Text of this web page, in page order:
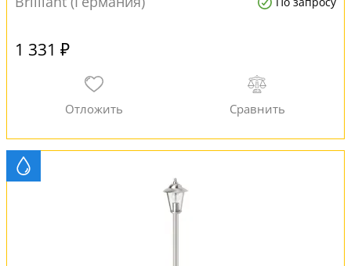
1 331 ₽